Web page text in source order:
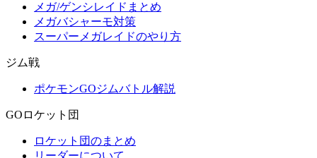
メガ/ゲンシレイドまとめ
メガバシャーモ対策
スーパーメガレイドのやり方
ジム戦
ポケモンGOジムバトル解説
GOロケット団
ロケット団のまとめ
リーダーについて